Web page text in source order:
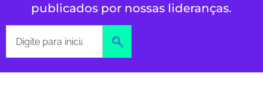
publicados por nossas lideranças.